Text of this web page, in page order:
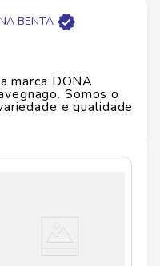
BENTA
marca DONA
Somos o
e qualidade
confira abaixo: